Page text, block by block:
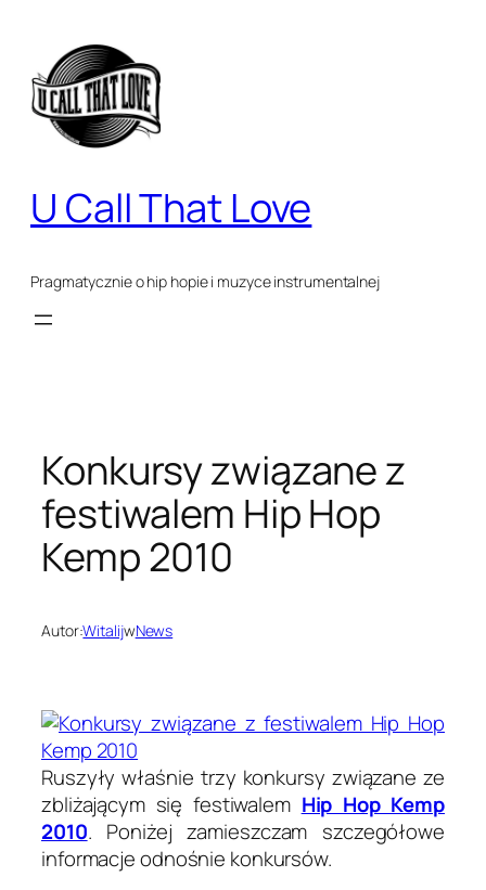
treści
U Call That Love
Pragmatycznie o hip hopie i muzyce instrumentalnej
Konkursy związane z
festiwalem Hip Hop
Kemp 2010
Autor:WitalijwNews
Ruszyły właśnie trzy konkursy związane ze
zbliżającym się festiwalem Hip Hop Kemp
2010. Poniżej zamieszczam szczegółowe
informacje odnośnie konkursów.